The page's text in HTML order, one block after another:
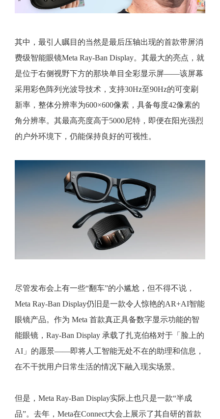
其中，最引人瞩目的当然是最后压轴出现的首款带屏消
费级智能眼镜Meta Ray-Ban Display。其最大的亮点，就
是位于右侧视野下方的那块单目全彩显示屏——该屏幕
采用彩色阵列光波导技术，支持30Hz至90Hz的可变刷
新率，整体分辨率为600×600像素，具备每度42像素的
角分辨率。其最高亮度高于5000尼特，即便在阳光强烈
的户外环境下，仍能保持良好的可视性。
尽管发布会上有一些“翻车”的小尴尬，但不得不说，
Meta Ray-Ban Display仍旧是一款令人惊艳的AR+AI智能
眼镜产品。作为 Meta 首款真正具备数字显示功能的智
能眼镜，Ray-Ban Display 承载了扎克伯格对于「脸上的
AI」的愿景——即将人工智能无处不在的助理和信息，
在不干扰用户日常生活的情况下融入现实场景。
但是，Meta Ray-Ban Display实际上也只是一款“半成
品”。去年，Meta在Connect大会上展示了其自研的首款